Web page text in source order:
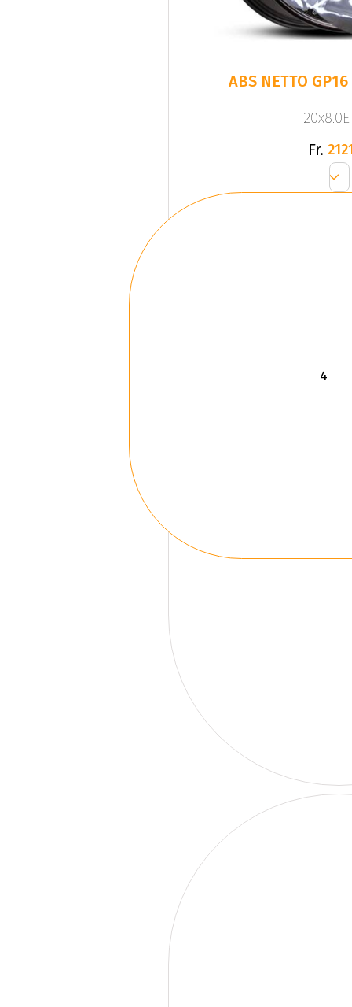
ABS NETTO
Fr.